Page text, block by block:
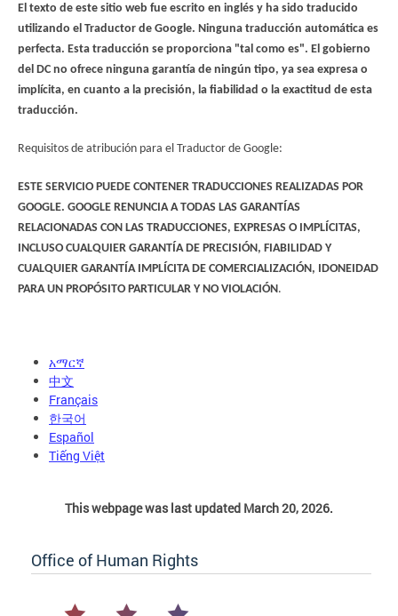
El texto de este sitio web fue escrito en inglés y ha sido traducido
utilizando el Traductor de Google. Ninguna traducción automática es
perfecta. Esta traducción se proporciona "tal como es". El gobierno
del DC no ofrece ninguna garantía de ningún tipo, ya sea expresa o
implícita, en cuanto a la precisión, la fiabilidad o la exactitud de esta
traducción.
Requisitos de atribución para el Traductor de Google:
ESTE SERVICIO PUEDE CONTENER TRADUCCIONES REALIZADAS POR
GOOGLE. GOOGLE RENUNCIA A TODAS LAS GARANTÍAS
RELACIONADAS CON LAS TRADUCCIONES, EXPRESAS O IMPLÍCITAS,
INCLUSO CUALQUIER GARANTÍA DE PRECISIÓN, FIABILIDAD Y
CUALQUIER GARANTÍA IMPLÍCITA DE COMERCIALIZACIÓN, IDONEIDAD
PARA UN PROPÓSITO PARTICULAR Y NO VIOLACIÓN .
አማርኛ
中文
Français
한국어
Español
Tiếng Việt
This webpage was last updated March 20, 2026.
Office of Human Rights